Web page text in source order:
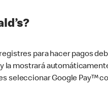
para hacer pagos
la mostrará
seleccionar Google Pay™